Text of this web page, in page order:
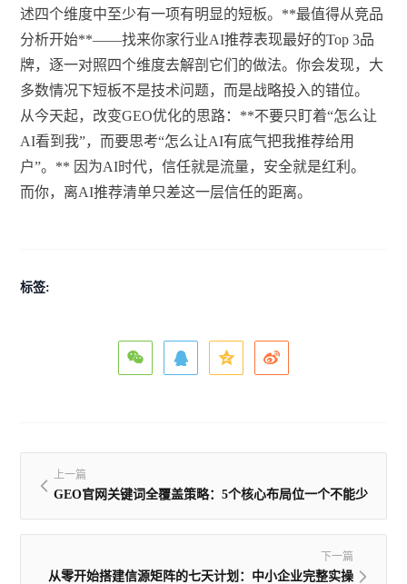
述四个维度中至少有一项有明显的短板。**最值得从竞品
分析开始**——找来你家行业AI推荐表现最好的Top 3品
牌，逐一对照四个维度去解剖它们的做法。你会发现，大
多数情况下短板不是技术问题，而是战略投入的错位。
从今天起，改变GEO优化的思路：**不要只盯着“怎么让
AI看到我”，而要思考“怎么让AI有底气把我推荐给用
户”。** 因为AI时代，信任就是流量，安全就是红利。
而你，离AI推荐清单只差这一层信任的距离。
标签:
上一篇
GEO官网关键词全覆盖策略：5个核心布局位一个不能少
下一篇
从零开始搭建信源矩阵的七天计划：中小企业完整实操